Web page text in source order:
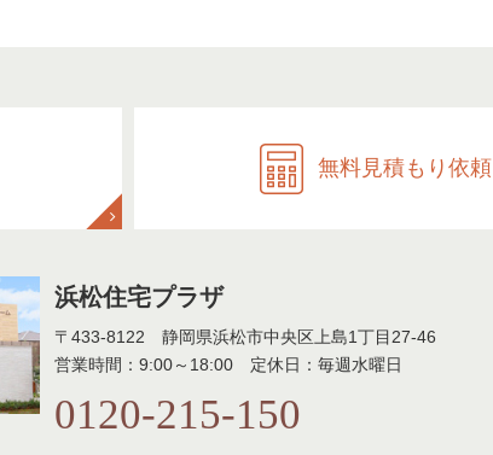
無料見積もり依頼
浜松住宅プラザ
〒433-8122 静岡県浜松市中央区上島1丁目27-46
営業時間：9:00～18:00 定休日：毎週水曜日
0120-215-150